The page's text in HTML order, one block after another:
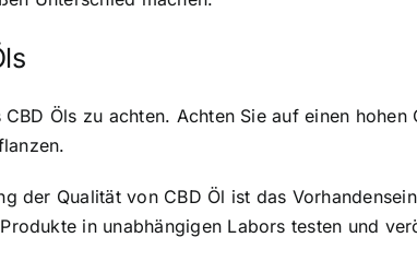
Öls zu achten. Achten Sie auf einen
der Qualität von CBD Öl ist das
in unabhängigen Labors testen und